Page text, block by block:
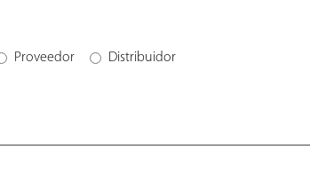
Proveedor Distribuidor